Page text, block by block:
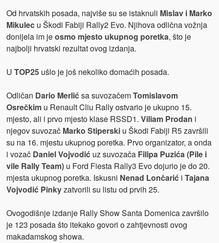
Od hrvatskih posada, najviše su se istaknuli Mislav i Marko
Mikulecu Škodi Fabiji Rally2 Evo. Njihova odlična vožnja
donijela im jeosmo mjesto ukupnog poretka, što je
najbolji hrvatski rezultat ovog izdanja.
U TOP25ušlo je još nekoliko domaćih posada.
Odličan Dario Merlićsa suvozačemTomislavom
Osrečkimu Renault Cliu Rally ostvario je ukupno 15.
mjesto, ali i prvo mjesto klase RSSD1. Viliam Prodan i
njegov suvozač Marko Stiperskiu Škodi Fabiji R5 završili
su na 16. mjestu ukupnog poretka. Prvo organizator, a onda
i vozač Daniel Vojvodićuz suvozača Filipa Puzića (Pile i
vile Rally Team)u Ford Fiesta Rally3 Evo dojurio je do 20.
mjesta ukupnog poretka. Iskusni Nenad Lončarići Tajana
Vojvodić Pinkyzatvorili su listu od prvih 25.
Ovogodišnje izdanje Rally Show Santa Domenica završilo
je 123 posada što itekako govori o zahtjevnosti ovog
makadamskog showa.